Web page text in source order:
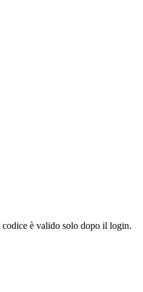
è valido solo dopo il login.